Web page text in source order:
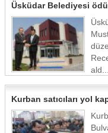
Üsküdar Belediyesi
ald...
Kurban satıcıları yol